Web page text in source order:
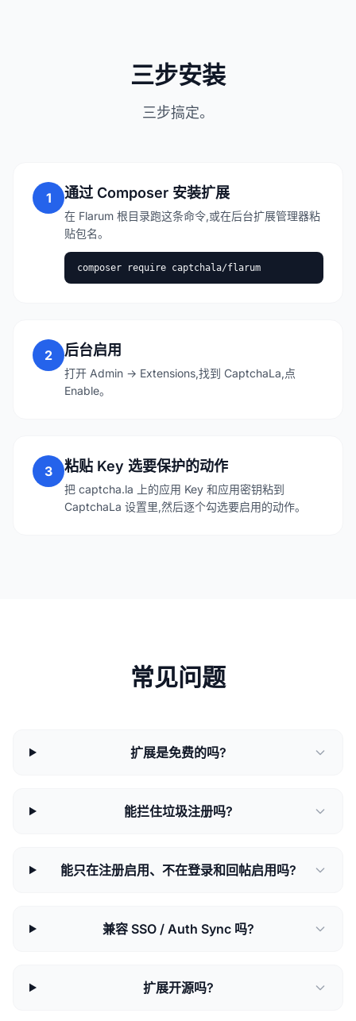
三步安装
三步搞定。
1 通过 Composer 安装扩展
在 Flarum 根目录跑这条命令,或在后台扩展管理器粘
贴包名。
composer require captchala/flarum
2 后台启用
打开 Admin → Extensions,找到 CaptchaLa,点
Enable。
3 粘贴 Key 选要保护的动作
把 captcha.la 上的应用 Key 和应用密钥粘到
CaptchaLa 设置里,然后逐个勾选要启用的动作。
常见问题
扩展是免费的吗?
能拦住垃圾注册吗?
能只在注册启用、不在登录和回帖启用吗?
兼容 SSO / Auth Sync 吗?
扩展开源吗?